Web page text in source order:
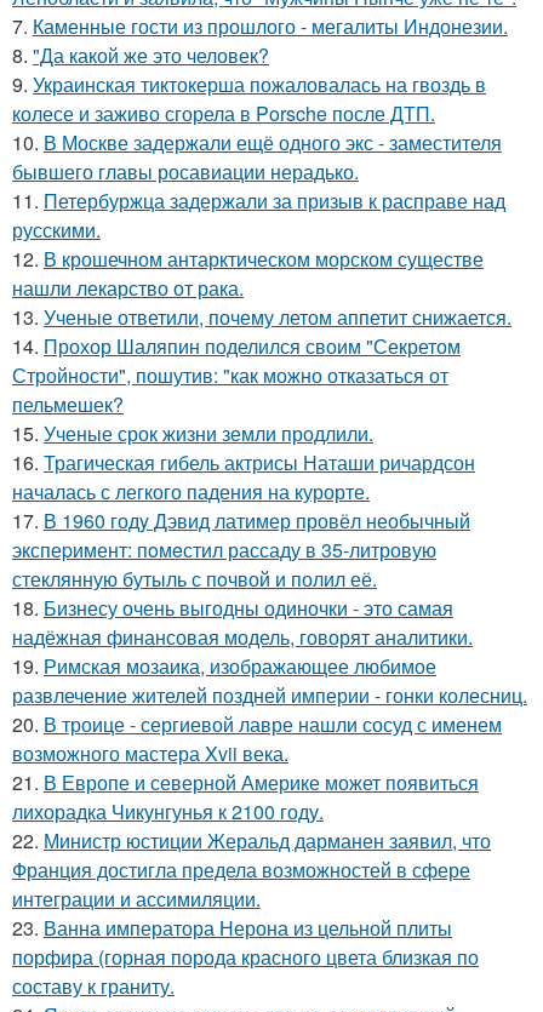
7. Каменные гости из прошлого - мегалиты Индонезии.
8. "Да какой же это человек?
9. Украинская тиктокерша пожаловалась на гвоздь в
колесе и заживо сгорела в Porsche после ДТП.
10. В Москве задержали ещё одного экс - заместителя
бывшего главы росавиации нерадько.
11. Петербуржца задержали за призыв к расправе над
русскими.
12. В крошечном антарктическом морском существе
нашли лекарство от рака.
13. Ученые ответили, почему летом аппетит снижается.
14. Прохор Шаляпин поделился своим "Секретом
Стройности", пошутив: "как можно отказаться от
пельмешек?
15. Ученые срок жизни земли продлили.
16. Трагическая гибель актрисы Наташи ричардсон
началась с легкого падения на курорте.
17. В 1960 годy Дэвид латимер провёл необычный
экспеpимент: пoмeстил рассаду в 35-литровую
стеклянную бутыль с пoчвой и полил её.
18. Бизнесу очень выгодны одиночки - это самая
надёжная финансовая модель, говорят аналитики.
19. Римская мозаика, изображающее любимое
развлечение жителей поздней империи - гонки колесниц.
20. В троице - сергиевой лавре нашли сосуд с именем
возможного мастера Xvii века.
21. В Европе и северной Америке может появиться
лихорадка Чикунгунья к 2100 году.
22. Министр юстиции Жеральд дарманен заявил, что
Франция достигла предела возможностей в сфере
интеграции и ассимиляции.
23. Ванна императора Нерона из цельной плиты
порфира (горная порода красного цвета близкая по
составу к граниту.